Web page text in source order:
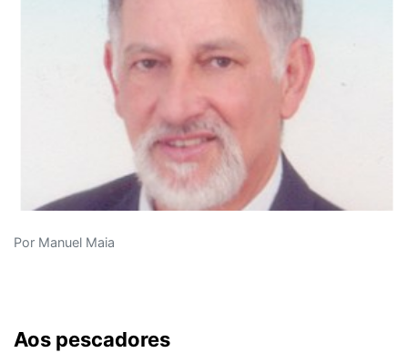
Por Manuel Maia
Aos pescadores